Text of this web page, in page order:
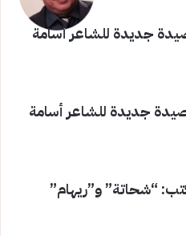
جديدة للشاعر أسامة
جديدة للشاعر أسامة
“شحاتة” و”ريهام”